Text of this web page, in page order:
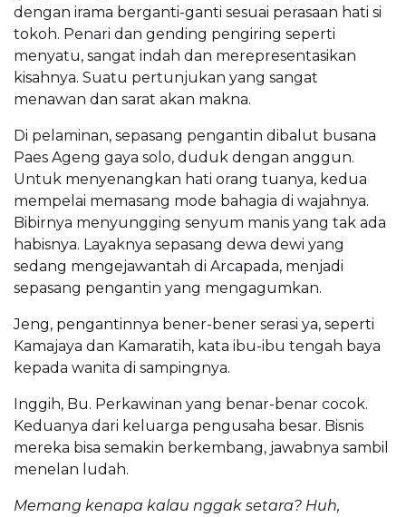
dengan irama berganti-ganti sesuai perasaan hati si
tokoh. Penari dan gending pengiring seperti
menyatu, sangat indah dan merepresentasikan
kisahnya. Suatu pertunjukan yang sangat
menawan dan sarat akan makna.
Di pelaminan, sepasang pengantin dibalut busana
Paes Ageng gaya solo, duduk dengan anggun.
Untuk menyenangkan hati orang tuanya, kedua
mempelai memasang mode bahagia di wajahnya.
Bibirnya menyungging senyum manis yang tak ada
habisnya. Layaknya sepasang dewa dewi yang
sedang mengejawantah di Arcapada, menjadi
sepasang pengantin yang mengagumkan.
Jeng, pengantinnya bener-bener serasi ya, seperti
Kamajaya dan Kamaratih, kata ibu-ibu tengah baya
kepada wanita di sampingnya.
Inggih, Bu. Perkawinan yang benar-benar cocok.
Keduanya dari keluarga pengusaha besar. Bisnis
mereka bisa semakin berkembang, jawabnya sambil
menelan ludah.
Memang kenapa kalau nggak setara? Huh,